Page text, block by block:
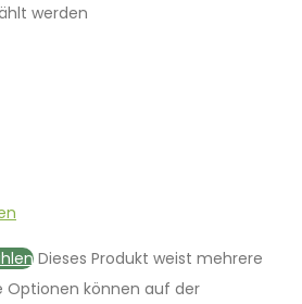
werden
Dieses Produkt weist mehrere
Optionen können auf der